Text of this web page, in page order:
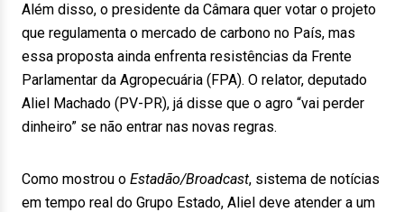
Além disso, o presidente da Câmara quer votar o projeto
que regulamenta o mercado de carbono no País, mas
essa proposta ainda enfrenta resistências da Frente
Parlamentar da Agropecuária (FPA). O relator, deputado
Aliel Machado (PV-PR), já disse que o agro “vai perder
dinheiro” se não entrar nas novas regras.
Como mostrou o Estadão/Broadcast, sistema de notícias
em tempo real do Grupo Estado, Aliel deve atender a um